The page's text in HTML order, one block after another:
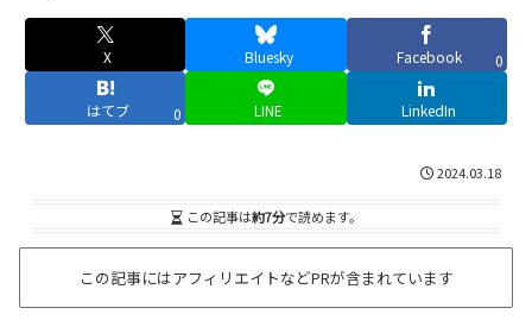
X Bluesky Facebook 0
はてブ 0 LINE LinkedIn
2024.03.18
この記事は約7分で読めます。
この記事にはアフィリエイトなどPRが含まれています